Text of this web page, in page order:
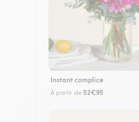
Instant complice
À partir de 52€95